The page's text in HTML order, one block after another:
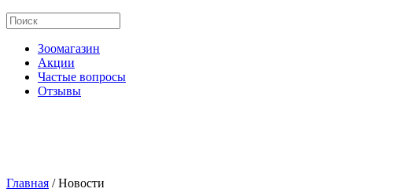
Зоомагазин
Акции
Частые вопросы
Отзывы
Главная /Новости